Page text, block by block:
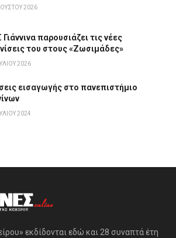
2026
παρουσιάζει τις νέες
του στους «Ζωσιμάδες»
2026
εισαγωγής στο πανεπιστήμιο
2024
εκδίδονται εδώ και 28 συναπτά έτη